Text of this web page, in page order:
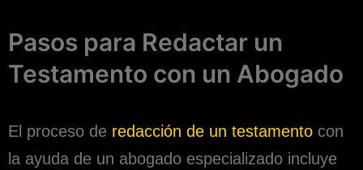
Pasos para Redactar un
Testamento con un Abogado
El proceso de redacción de un testamento con
la ayuda de un abogado especializado incluye